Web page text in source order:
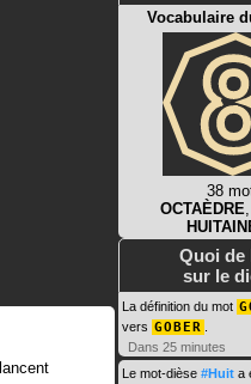
Vocabulaire
38
OCTAÈDRE,
Quoi de
sur le
La définition du mot
vers GOBER
Dans 25 minutes
Le mot-dièse #Huit a